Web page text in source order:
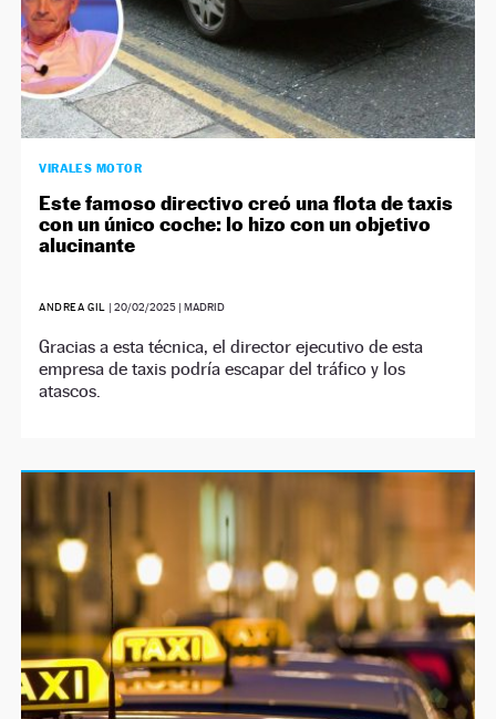
VIRALES MOTOR
Este famoso directivo creó una flota de taxis
con un único coche: lo hizo con un objetivo
alucinante
ANDREA GIL | 20/02/2025| MADRID
Gracias a esta técnica, el director ejecutivo de esta
empresa de taxis podría escapar del tráfico y los
atascos.